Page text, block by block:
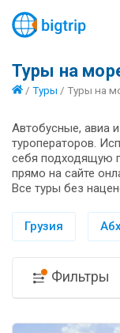
Туры на
/ Туры / Туры на
Автобусные, авиа
туроператоров.
себя подходящую
прямо на сайте
Все туры без
Грузия
Фильтры